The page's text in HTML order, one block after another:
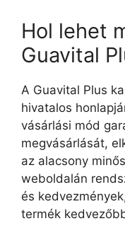
Hol lehet
Guavital
A Guavital Plus
hivatalos
vásárlási mód
megvásárlását,
az alacsony
weboldalán
és
termék